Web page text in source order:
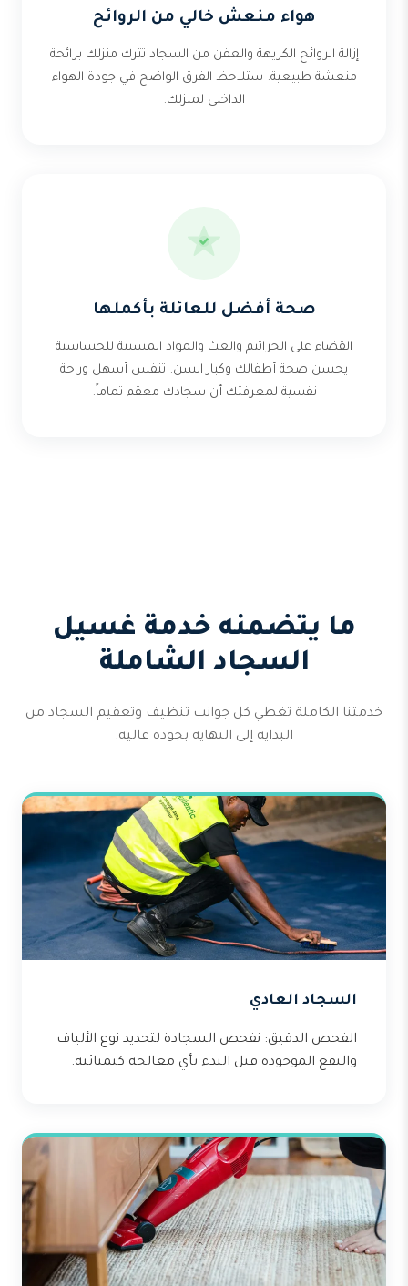
هواء منعش خالي من الروائح
إزالة الروائح الكريهة والعفن من السجاد تترك منزلك برائحة
منعشة طبيعية. ستلاحظ الفرق الواضح في جودة الهواء
الداخلي لمنزلك.
صحة أفضل للعائلة بأكملها
القضاء على الجراثيم والعث والمواد المسببة للحساسية
يحسن صحة أطفالك وكبار السن. تنفس أسهل وراحة
نفسية لمعرفتك أن سجادك معقم تماماً.
ما يتضمنه خدمة غسيل
السجاد الشاملة
خدمتنا الكاملة تغطي كل جوانب تنظيف وتعقيم السجاد من
البداية إلى النهاية بجودة عالية.
السجاد العادي
الفحص الدقيق: نفحص السجادة لتحديد نوع الألياف
والبقع الموجودة قبل البدء بأي معالجة كيميائية.